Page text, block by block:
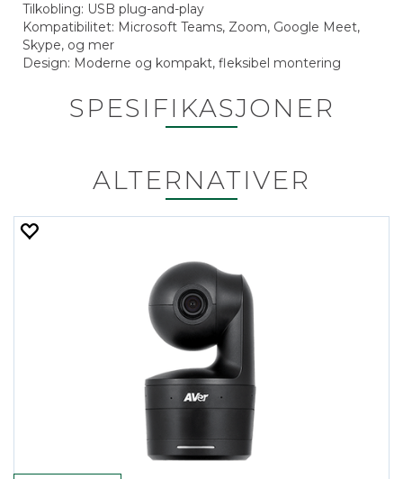
Tilkobling: USB plug-and-play
Kompatibilitet: Microsoft Teams, Zoom, Google Meet,
Skype, og mer
Design: Moderne og kompakt, fleksibel montering
SPESIFIKASJONER
ALTERNATIVER